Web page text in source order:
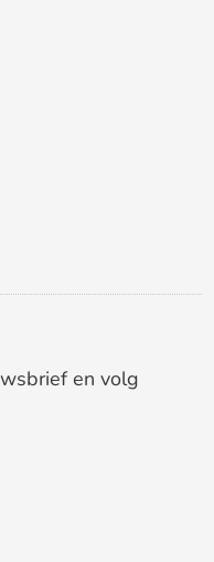
en volg